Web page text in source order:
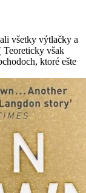
všetky výtlačky a
Teoreticky však
ktoré ešte